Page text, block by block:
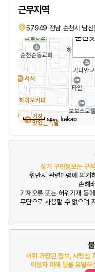
근무지역
57949 전남 순천시 남신
순천
50m
상기 구인정보는 구
위반시 관련법령에 의거
손해
기재오류 또는 허위기재 등
무단으로 사용할 수 없으며
허위·과장된 정보, 사행심
이용자 피해 등을 유발